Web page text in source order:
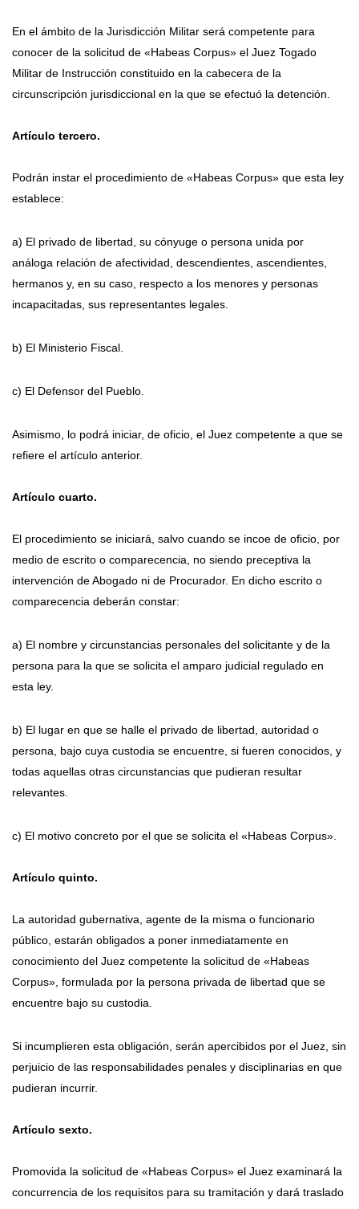
En el ámbito de la Jurisdicción Militar será competente para
conocer de la solicitud de «Habeas Corpus» el Juez Togado
Militar de Instrucción constituido en la cabecera de la
circunscripción jurisdiccional en la que se efectuó la detención.
Artículo tercero.
Podrán instar el procedimiento de «Habeas Corpus» que esta ley
establece:
a) El privado de libertad, su cónyuge o persona unida por
análoga relación de afectividad, descendientes, ascendientes,
hermanos y, en su caso, respecto a los menores y personas
incapacitadas, sus representantes legales.
b) El Ministerio Fiscal.
c) El Defensor del Pueblo.
Asimismo, lo podrá iniciar, de oficio, el Juez competente a que se
refiere el artículo anterior.
Artículo cuarto.
El procedimiento se iniciará, salvo cuando se incoe de oficio, por
medio de escrito o comparecencia, no siendo preceptiva la
intervención de Abogado ni de Procurador. En dicho escrito o
comparecencia deberán constar:
a) El nombre y circunstancias personales del solicitante y de la
persona para la que se solicita el amparo judicial regulado en
esta ley.
b) El lugar en que se halle el privado de libertad, autoridad o
persona, bajo cuya custodia se encuentre, si fueren conocidos, y
todas aquellas otras circunstancias que pudieran resultar
relevantes.
c) El motivo concreto por el que se solicita el «Habeas Corpus».
Artículo quinto.
La autoridad gubernativa, agente de la misma o funcionario
público, estarán obligados a poner inmediatamente en
conocimiento del Juez competente la solicitud de «Habeas
Corpus», formulada por la persona privada de libertad que se
encuentre bajo su custodia.
Si incumplieren esta obligación, serán apercibidos por el Juez, sin
perjuicio de las responsabilidades penales y disciplinarias en que
pudieran incurrir.
Artículo sexto.
Promovida la solicitud de «Habeas Corpus» el Juez examinará la
concurrencia de los requisitos para su tramitación y dará traslado